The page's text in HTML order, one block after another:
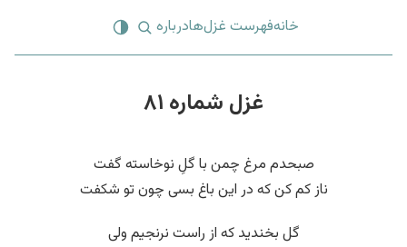
خانهفهرست غزل‌هادرباره
غزل شماره ۸۱
صبحدم مرغ چمن با گلِ نوخاسته گفت
ناز کم کن که در این باغ بسی چون تو شکفت
گل بخندید که از راست نرنجیم ولی